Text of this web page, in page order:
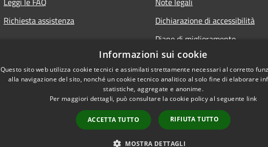
Richiesta assistenza
Dichiarazione di accessibilità
Piano di miglioramento
Copyright © 2026 •
Informazioni sui cookie
Questo sito web utilizza cookie tecnici e assimilati strettamente necessari al corretto
alla navigazione del sito, nonché un cookie tecnico analitico al solo fine di elaborare
statistiche, aggregate e anonime.
Per maggiori dettagli, può consultare la cookie policy al seguente link
ACCETTA TUTTO RIFIUTA TUTTO
MOSTRA DETTAGLI